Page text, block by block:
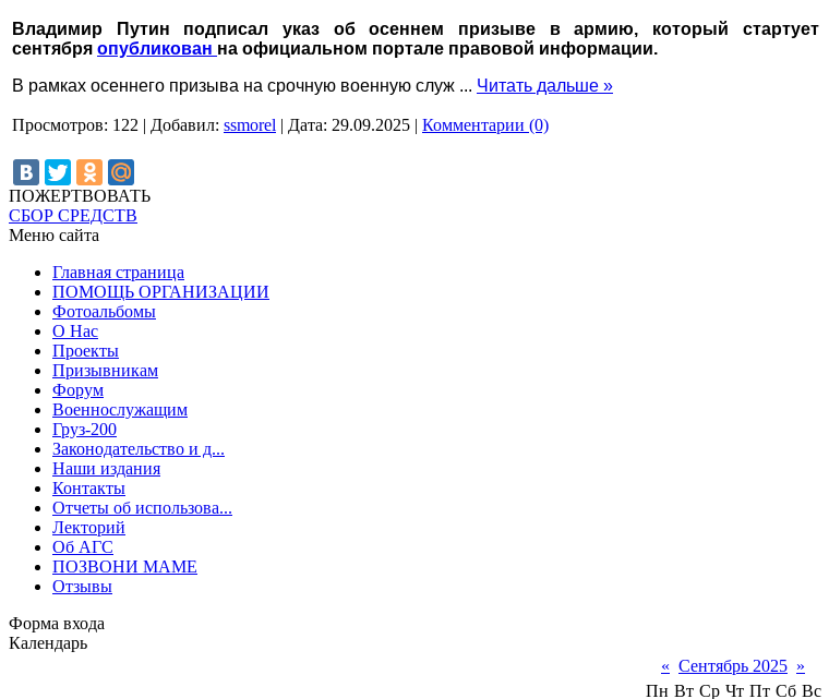
Владимир Путин подписал указ об осеннем призыве в армию, который
сентября опубликован на официальном портале правовой информации.
В рамках осеннего призыва на срочную военную служ ... Читать дальше »
Просмотров: 122 | Добавил: ssmorel | Дата: 29.09.2025 | Комментарии (0)
ПОЖЕРТВОВАТЬ
СБОР СРЕДСТВ
Меню сайта
Главная страница
ПОМОЩЬ ОРГАНИЗАЦИИ
Фотоальбомы
О Нас
Проекты
Призывникам
Форум
Военнослужащим
Груз-200
Законодательство и д...
Наши издания
Контакты
Отчеты об использова...
Лекторий
Об АГС
ПОЗВОНИ МАМЕ
Отзывы
Форма входа
Календарь
« Сентябрь 2025 »
Пн Вт Ср Чт Пт Сб Вс